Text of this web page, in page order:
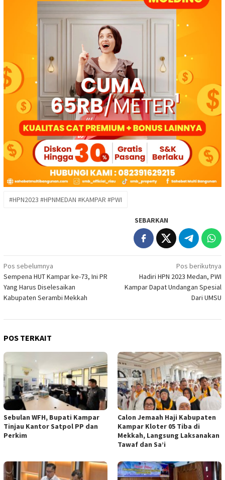
#HPN2023 #HPNMEDAN #KAMPAR #PWI
SEBARKAN
Navigasi
pos
Pos sebelumnya
Sempena HUT Kampar ke-73, Ini PR
Yang Harus Diselesaikan
Kabupaten Serambi Mekkah
Pos berikutnya
Hadiri HPN 2023 Medan, PWI
Kampar Dapat Undangan Spesial
Dari UMSU
POS TERKAIT
Sebulan WFH, Bupati Kampar
Tinjau Kantor Satpol PP dan
Perkim
Calon Jemaah Haji Kabupaten
Kampar Kloter 05 Tiba di
Mekkah, Langsung Laksanakan
Tawaf dan Sa’i